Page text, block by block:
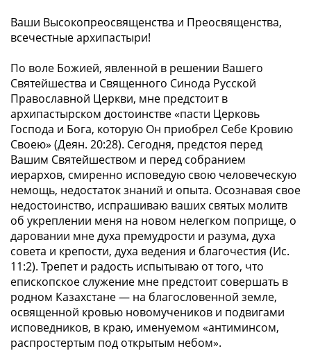
Ваши Высокопреосвященства и Преосвященства,
всечестные архипастыри!
По воле Божией, явленной в решении Вашего
Святейшества и Священного Синода Русской
Православной Церкви, мне предстоит в
архипастырском достоинстве «пасти Церковь
Господа и Бога, которую Он приобрел Себе Кровию
Своею» (Деян. 20:28). Сегодня, предстоя перед
Вашим Святейшеством и перед собранием
иерархов, смиренно исповедую свою человеческую
немощь, недостаток знаний и опыта. Осознавая свое
недостоинство, испрашиваю ваших святых молитв
об укреплении меня на новом нелегком поприще, о
даровании мне духа премудрости и разума, духа
совета и крепости, духа ведения и благочестия (Ис.
11:2). Трепет и радость испытываю от того, что
епископское служение мне предстоит совершать в
родном Казахстане — на благословенной земле,
освященной кровью новомучеников и подвигами
исповедников, в краю, именуемом «антиминсом,
распростертым под открытым небом».